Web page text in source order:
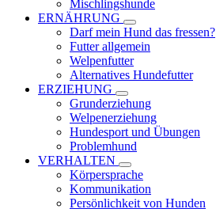
Mischlingshunde
ERNÄHRUNG
Darf mein Hund das fressen?
Futter allgemein
Welpenfutter
Alternatives Hundefutter
ERZIEHUNG
Grunderziehung
Welpenerziehung
Hundesport und Übungen
Problemhund
VERHALTEN
Körpersprache
Kommunikation
Persönlichkeit von Hunden